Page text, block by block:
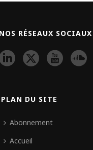
NOS RÉSEAUX SOCIAUX
PLAN DU SITE
Abonnement
Accueil